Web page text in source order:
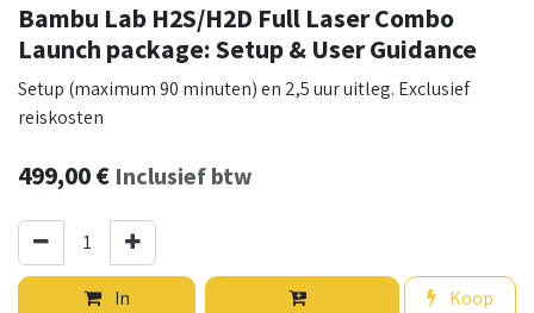
Bambu Lab H2S/H2D Full Laser Combo
Launch package: Setup & User Guidance
Setup (maximum 90 minuten) en 2,5 uur uitleg. Exclusief
reiskosten
499,00€ Inclusief btw
In
Koop